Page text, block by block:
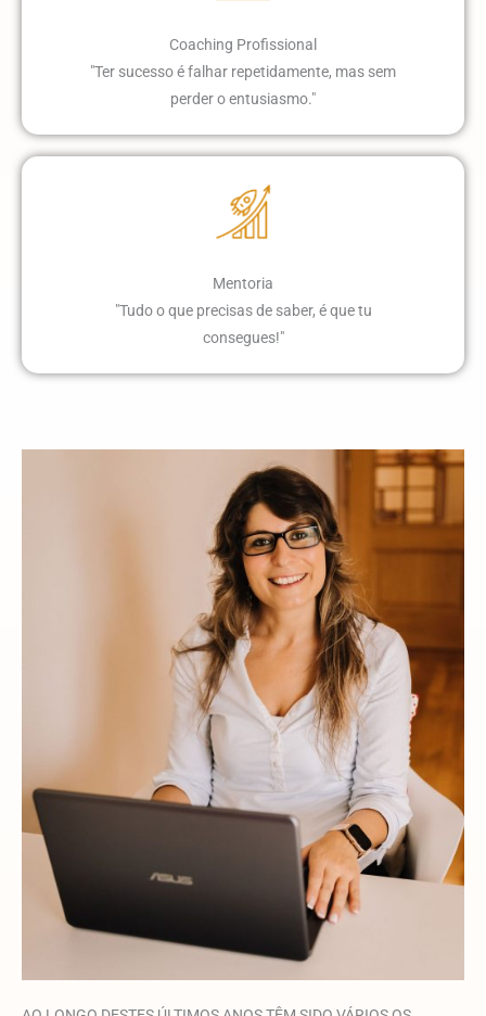
Coaching Profissional
"Ter sucesso é falhar repetidamente, mas sem
perder o entusiasmo."
Mentoria
"Tudo o que precisas de saber, é que tu
consegues!"